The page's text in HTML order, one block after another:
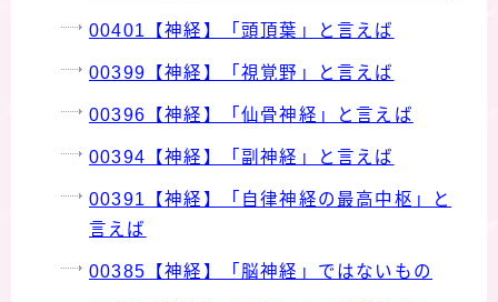
00401【神経】「頭頂葉」と言えば
00399【神経】「視覚野」と言えば
00396【神経】「仙骨神経」と言えば
00394【神経】「副神経」と言えば
00391【神経】「自律神経の最高中枢」と
言えば
00385【神経】「脳神経」ではないもの